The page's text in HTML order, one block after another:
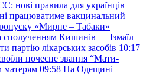
нові правила для українців
працюватиме вакцинальний
«Мирне – Табаки»
сполученням Кишинів — Ізмаїл
партію лікарських засобів 10:17
почесне звання “Мати-
матерям 09:58 На Одещині